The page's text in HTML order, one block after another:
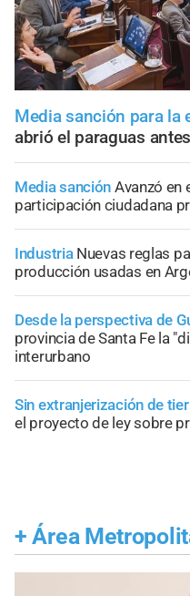
Media sanción para la
abrió el paraguas
Media sanción Avanzó en
participación ciudadana
Industria Nuevas reglas
producción usadas en
Desde la perspectiva de
provincia de Santa Fe la
interurbano
Sin extranjerización de
el proyecto de ley sobre
+ Área